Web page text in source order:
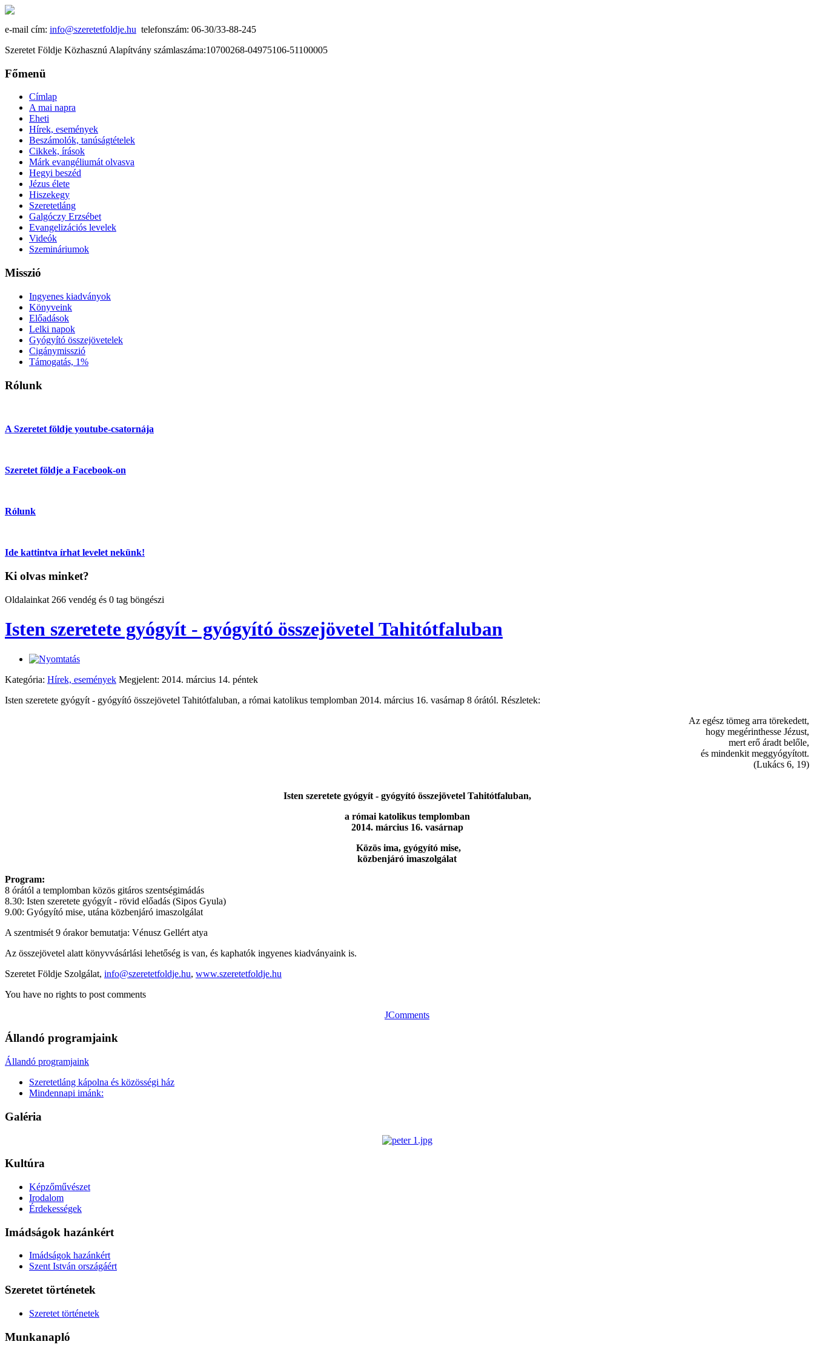
e-mail cím: info@szeretetfoldje.hu telefonszám: 06-30/33-88-245
Szeretet Földje Közhasznú Alapítvány számlaszáma:10700268-04975106-51100005
Főmenü
Címlap
A mai napra
Eheti
Hírek, események
Beszámolók, tanúságtételek
Cikkek, írások
Márk evangéliumát olvasva
Hegyi beszéd
Jézus élete
Hiszekegy
Szeretetláng
Galgóczy Erzsébet
Evangelizációs levelek
Videók
Szemináriumok
Misszió
Ingyenes kiadványok
Könyveink
Előadások
Lelki napok
Gyógyító összejövetelek
Cigánymisszió
Támogatás, 1%
Rólunk
A Szeretet földje youtube-csatornája
Szeretet földje a Facebook-on
Rólunk
Ide kattintva írhat levelet nekünk!
Ki olvas minket?
Oldalainkat 266 vendég és 0 tag böngészi
Isten szeretete gyógyít - gyógyító összejövetel Tahitótfaluban
Kategória: Hírek, események Megjelent: 2014. március 14. péntek
Isten szeretete gyógyít - gyógyító összejövetel Tahitótfaluban, a római katolikus templomban 2014. március 16. vasárnap 8 órától. Részletek:
Az egész tömeg arra törekedett,
hogy megérinthesse Jézust,
mert erő áradt belőle,
és mindenkit meggyógyított.
(Lukács 6, 19)
Isten szeretete gyógyít - gyógyító összejövetel Tahitótfaluban,
a római katolikus templomban
2014. március 16. vasárnap
Közös ima, gyógyító mise,
közbenjáró imaszolgálat
Program:
8 órától a templomban közös gitáros szentségimádás
8.30: Isten szeretete gyógyít - rövid előadás (Sipos Gyula)
9.00: Gyógyító mise, utána közbenjáró imaszolgálat
A szentmisét 9 órakor bemutatja: Vénusz Gellért atya
Az összejövetel alatt könyvvásárlási lehetőség is van, és kaphatók ingyenes kiadványaink is.
Szeretet Földje Szolgálat, info@szeretetfoldje.hu, www.szeretetfoldje.hu
You have no rights to post comments
JComments
Állandó programjaink
Állandó programjaink
Szeretetláng kápolna és közösségi ház
Mindennapi imánk:
Galéria
Kultúra
Képzőművészet
Irodalom
Érdekességek
Imádságok hazánkért
Imádságok hazánkért
Szent István országáért
Szeretet történetek
Szeretet történetek
Munkanapló